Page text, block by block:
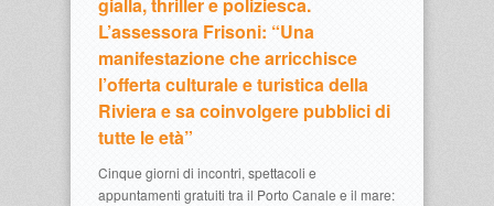
gialla, thriller e poliziesca.
L’assessora Frisoni: “Una
manifestazione che arricchisce
l’offerta culturale e turistica della
Riviera e sa coinvolgere pubblici di
tutte le età”
Cinque giorni di incontri, spettacoli e
appuntamenti gratuiti tra il Porto Canale e il mare: